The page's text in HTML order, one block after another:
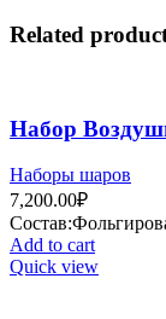
Related
Набор
Наборы шаров
7,200.00₽
Add to cart
Quick view